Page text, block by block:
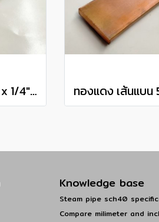
ทองแดง เส้นแบน 5" x 1/4" เกรด C1100 Copper Flat Bar แบ่งขายความยาว 10 เซนติเมตร
Knowledge base
Steam pipe sch40
Compare milimeter and